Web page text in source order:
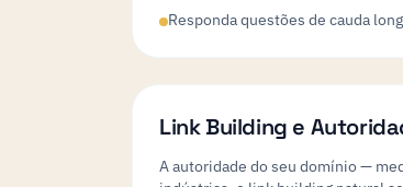
Responda questões de cauda
Link Building e
A autoridade do seu domínio —